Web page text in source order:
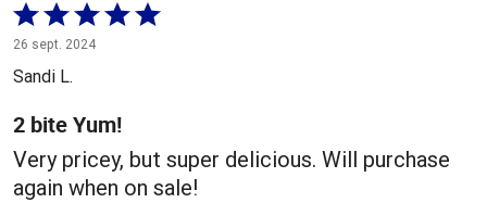
Coté
5 sur
5
26 sept. 2024
Sandi L.
2 bite Yum!
Very pricey, but super delicious. Will purchase
again when on sale!